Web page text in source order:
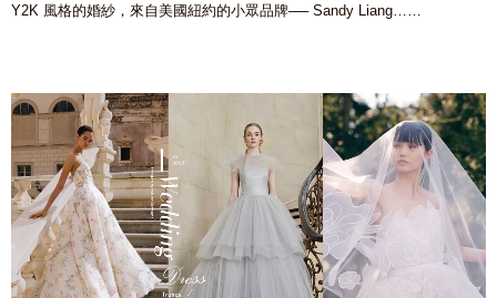
Y2K 風格的婚紗，來自美國紐約的小眾品牌── Sandy Liang……